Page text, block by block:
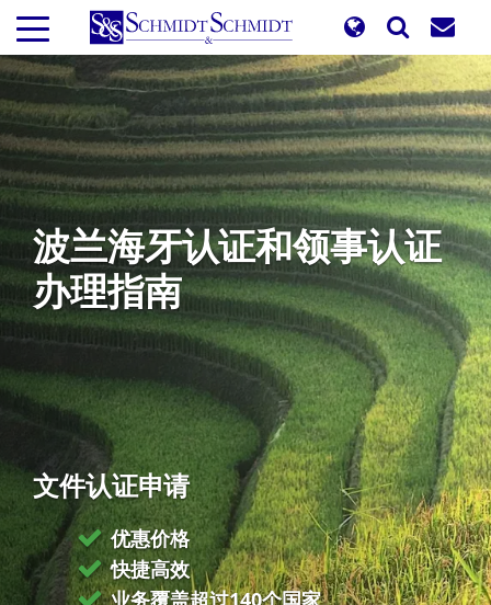
到
主
要
内
容
波兰海牙认证和领事认证
办理指南
文件认证申请
优惠价格
快捷高效
业务覆盖超过140个国家